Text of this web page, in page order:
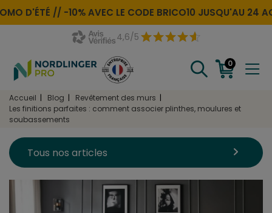
D'ÉTÉ // -10% AVEC LE CODEBRICO10JUSQU'AU 24
4,6/5
0
Accueil Blog
Revêtement des murs
Les finitions parfaites : comment associer plinthes, moulures et
soubassements
Tous nos articles